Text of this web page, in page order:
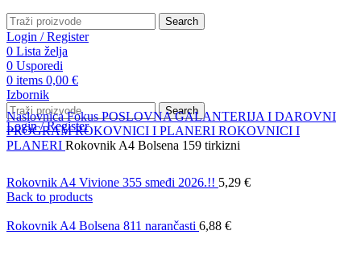
Search
Login / Register
0 Lista želja
0 Usporedi
0 items 0,00 €
Izbornik
Search
Login / Register
NaslovnicaFokusPOSLOVNA GALANTERIJA I DAROVNI
PROGRAMROKOVNICI I PLANERI ROKOVNICI I
PLANERI Rokovnik A4 Bolsena 159 tirkizni
Rokovnik A4 Vivione 355 smeđi 2026.!! 5,29 €
Back to products
Rokovnik A4 Bolsena 811 narančasti 6,88 €